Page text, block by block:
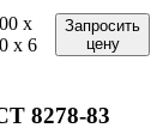
x
x 6
Запросить
цену
8278-83